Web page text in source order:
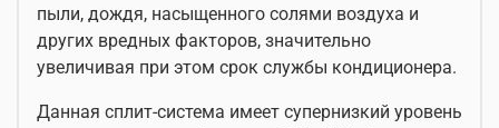
пыли, дождя, насыщенного солями воздуха и
других вредных факторов, значительно
увеличивая при этом срок службы кондиционера.
Данная сплит-система имеет супернизкий уровень